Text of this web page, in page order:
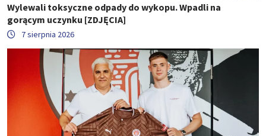
Wylewali toksyczne odpady do wykopu. Wpadli na
gorącym uczynku [ZDJĘCIA]
7 sierpnia 2026